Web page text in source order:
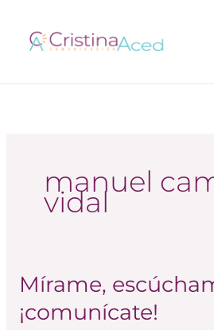
contenido
manuel
vidal
Mírame,
¡comunícate!
Mírame,
¡comunícate!